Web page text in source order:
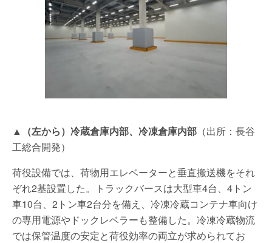
▲（左から）冷蔵倉庫内部、冷凍倉庫内部 （出所：長谷
工総合開発）
荷役設備では、荷物用エレベーターと垂直搬送機をそれ
ぞれ2基設置した。トラックバースは大型車4台、4トン
車10台、2トン車2台分を備え、冷凍冷蔵コンテナ車向け
の専用電源やドックレベラーも整備した。冷凍冷蔵物流
では保管温度の安定と荷役効率の両立が求められてお